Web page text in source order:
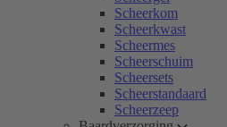
Scheerkom
Scheerkwast
Scheermes
Scheerschuim
Scheersets
Scheerstandaard
Scheerzeep